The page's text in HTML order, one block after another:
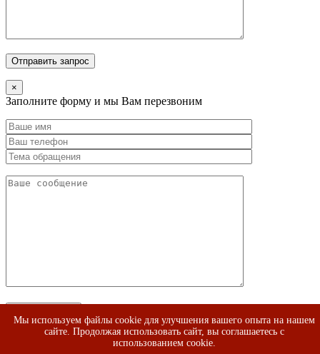
Мы используем файлы cookie для улучшения вашего опыта на нашем
сайте. Продолжая использовать сайт, вы соглашаетесь с
использованием cookie.
×
Заполните форму и мы Вам перезвоним